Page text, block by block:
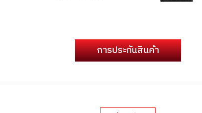
การประกันสินค้า